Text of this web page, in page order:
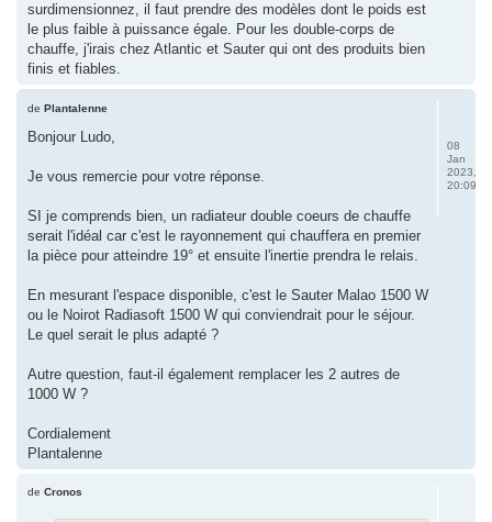
surdimensionnez, il faut prendre des modèles dont le poids est
le plus faible à puissance égale. Pour les double-corps de
chauffe, j'irais chez Atlantic et Sauter qui ont des produits bien
finis et fiables.
de Plantalenne
Bonjour Ludo,
Je vous remercie pour votre réponse.
SI je comprends bien, un radiateur double coeurs de chauffe
serait l'idéal car c'est le rayonnement qui chauffera en premier
la pièce pour atteindre 19° et ensuite l'inertie prendra le relais.
En mesurant l'espace disponible, c'est le Sauter Malao 1500 W
ou le Noirot Radiasoft 1500 W qui conviendrait pour le séjour.
Le quel serait le plus adapté ?
Autre question, faut-il également remplacer les 2 autres de
1000 W ?
Cordialement
Plantalenne
08
Jan
2023,
20:09
de Cronos